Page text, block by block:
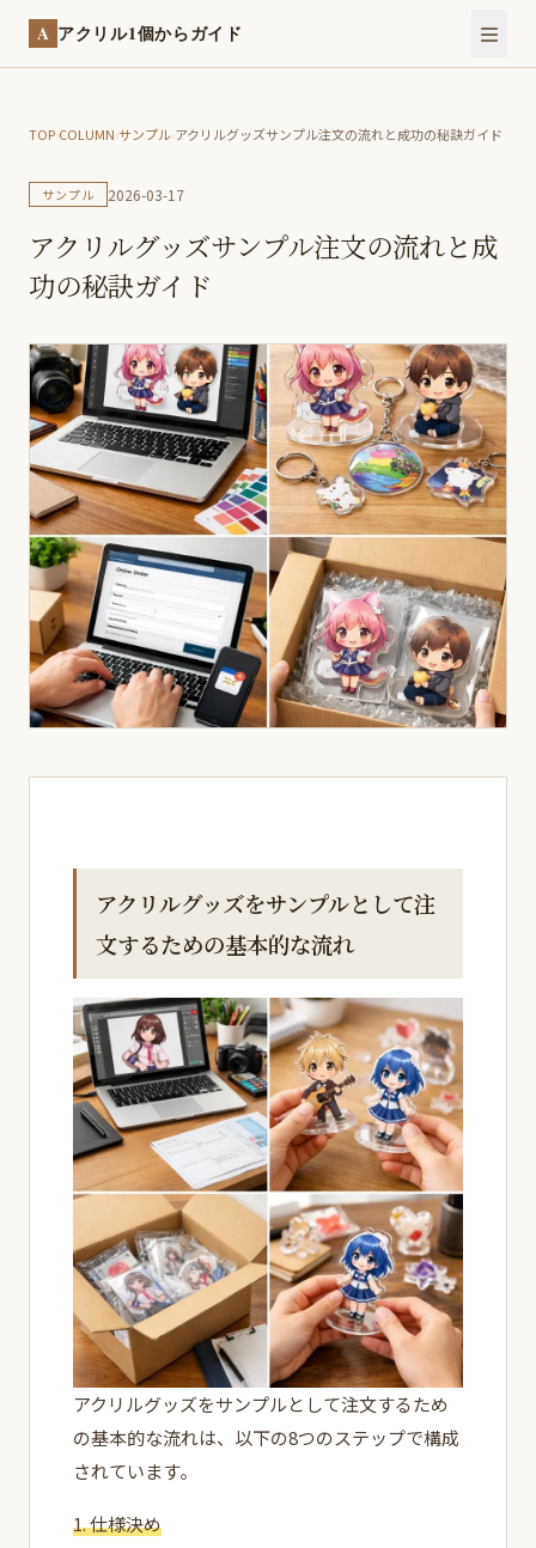
A アクリル1個からガイド
TOP›COLUMN›サンプル›アクリルグッズサンプル注文の流れと成功の秘訣ガイド
サンプル 2026-03-17
アクリルグッズサンプル注文の流れと成
功の秘訣ガイド
アクリルグッズをサンプルとして注
文するための基本的な流れ
アクリルグッズをサンプルとして注文するため
の基本的な流れは、以下の8つのステップで構成
されています。
1. 仕様決め